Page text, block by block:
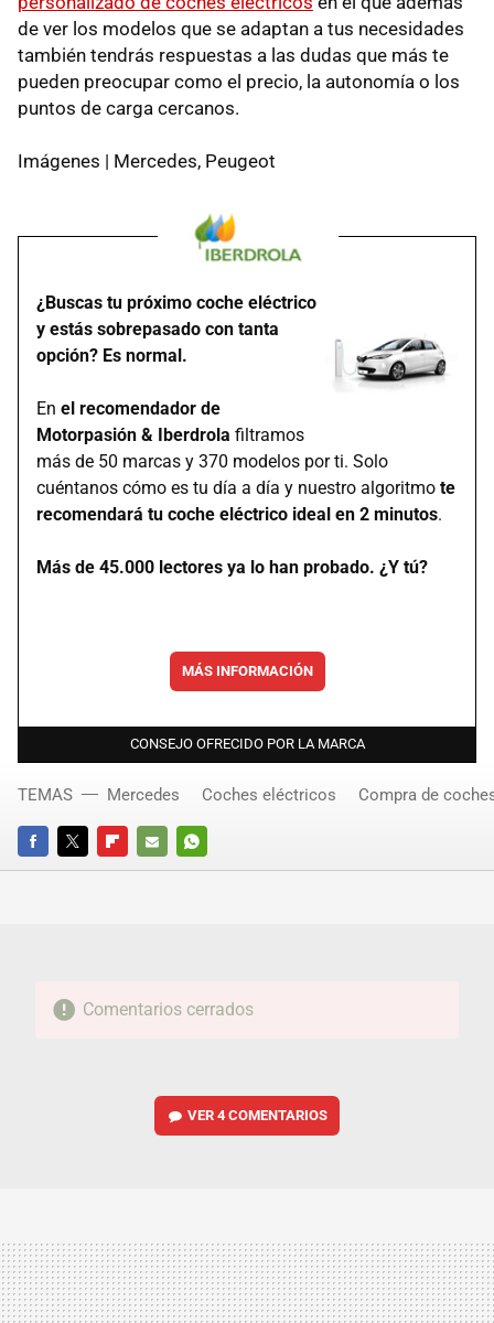
de ver los modelos que se adaptan a tus necesidades
también tendrás respuestas a las dudas que más te
pueden preocupar como el precio, la autonomía o los
puntos de carga cercanos.
Imágenes | Mercedes, Peugeot
¿Buscas tu próximo coche eléctrico
y estás sobrepasado con tanta
opción? Es normal.
En el recomendador de
Motorpasión & Iberdrola filtramos
más de 50 marcas y 370 modelos por ti. Solo
cuéntanos cómo es tu día a día y nuestro algoritmo te
recomendará tu coche eléctrico ideal en 2 minutos.
Más de 45.000 lectores ya lo han probado. ¿Y tú?
MÁS INFORMACIÓN
CONSEJO OFRECIDO POR LA MARCA
FACEBOOKTWITTERFLIPBOARD
E-
WHATSAPP
TEMAS Mercedes Coches eléctricos Compra de
Comentarios cerrados
VER4 COMENTARIOS